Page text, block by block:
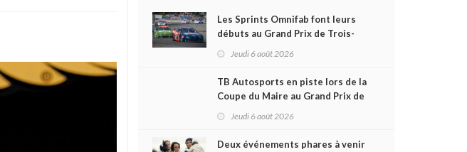
Les Sprints Omnifab font leurs
débuts au Grand Prix de Trois-
Rivières avec un format inspiré
Jeudi 6 août 2026
TB Autosports en piste lors de la
Coupe du Maire au Grand Prix de
Trois-Rivières
Jeudi 6 août 2026
Deux événements phares à venir